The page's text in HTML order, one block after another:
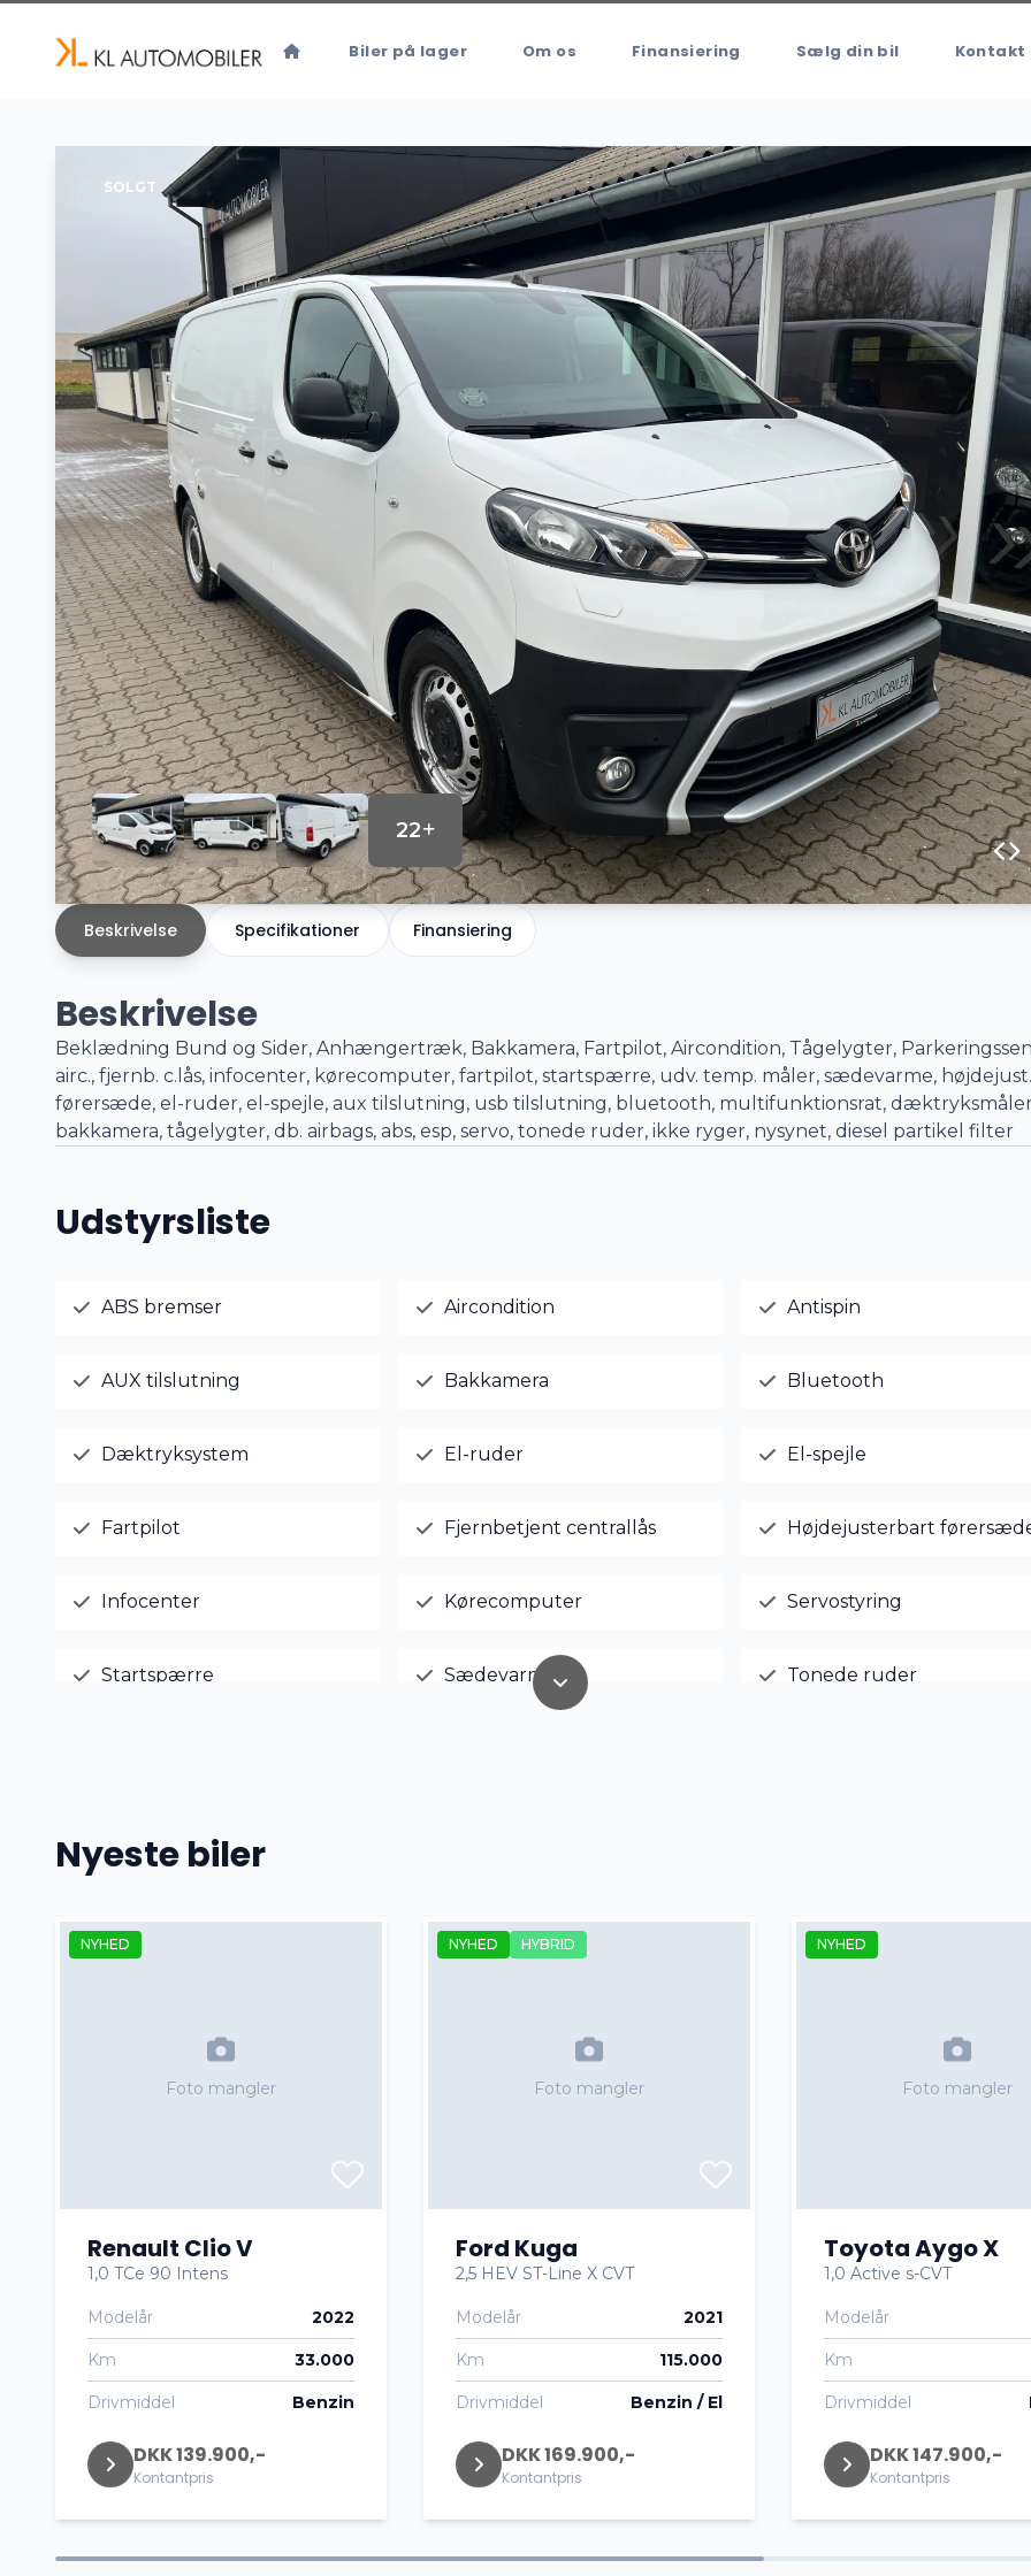
Biler på lager Om os Finansiering Sælg din bil Kontakt
SOLGT
22
Specifikationer
Beskrivelse Finansiering
Beskrivelse
Beklædning Bund og Sider, Anhængertræk, Bakkamera, Fartpilot, Aircondition, Tågelygter,
airc., fjernb. c.lås, infocenter, kørecomputer, fartpilot, startspærre, udv. temp. måler, sædevarme, højdejust.
førersæde, el-ruder, el-spejle, aux tilslutning, usb tilslutning, bluetooth, multifunktionsrat,
bakkamera, tågelygter, db. airbags, abs, esp, servo, tonede ruder, ikke ryger, nysynet, diesel partikel filter
Udstyrsliste
ABS bremser Aircondition Antispin
AUX tilslutning Bakkamera Bluetooth
Dæktryksystem El-ruder El-spejle
Fartpilot Fjernbetjent centrallås Højdejusterbart
Infocenter Kørecomputer Servostyring
Startspærre Sædevarme Tonede ruder
Nyeste biler
NYHED
Foto mangler
Renault Clio V
1,0 TCe 90 Intens
Modelår 2022
Km 33.000
Drivmiddel Benzin
DKK 139.900,-
Kontantpris
NYHED HYBRID
Foto mangler
Ford Kuga
2,5 HEV ST-Line X CVT
Modelår 2021
Km 115.000
Drivmiddel Benzin / El
DKK 169.900,-
Kontantpris
NYHED
Foto mangler
Toyota Aygo X
1,0 Active s-CVT
Modelår
Km
Drivmiddel
DKK 147.900,-
Kontantpris